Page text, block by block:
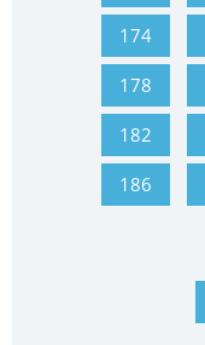
174
178
182
186